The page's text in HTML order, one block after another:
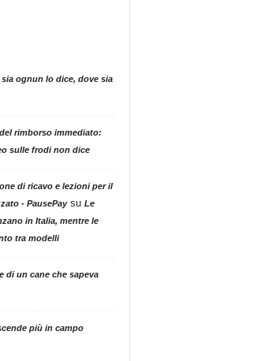
ognun lo dice, dove sia
rimborso immediato:
sulle frodi non dice
di ricavo e lezioni per il
- PausePaysu Le
in Italia, mentre le
tra modelli
di un cane che sapeva
più in campo